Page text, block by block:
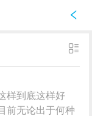
样到底这样好
前无论出于何种